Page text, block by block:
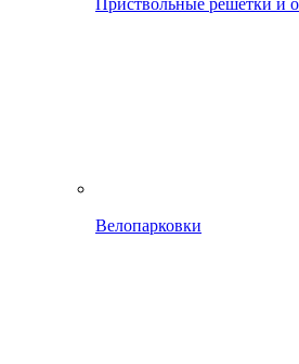
Велопарковки